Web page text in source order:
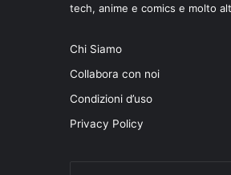
tech, anime e comics e molto
Chi Siamo
Collabora con noi
Condizioni d’uso
Privacy Policy